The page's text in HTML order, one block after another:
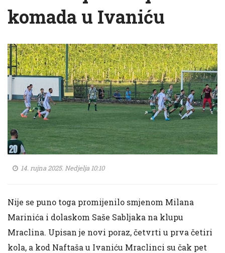
komada u Ivaniću
14. rujna 2025. Nedjelja 10:10
Nije se puno toga promijenilo smjenom Milana
Marinića i dolaskom Saše Sabljaka na klupu
Mraclina. Upisan je novi poraz, četvrti u prva četiri
kola, a kod Naftaša u Ivaniću Mraclinci su čak pet